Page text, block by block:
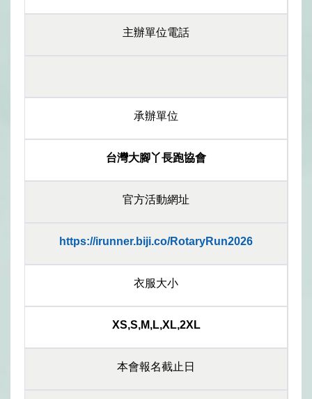
主辦單位電話
承辦單位
台灣大腳丫長跑協會
官方活動網址
https://irunner.biji.co/RotaryRun2026
衣服大小
XS,S,M,L,XL,2XL
本會報名截止日